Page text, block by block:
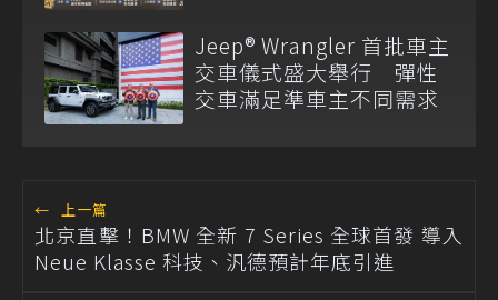
Jeep® Wrangler 首批車主
交車儀式盛大舉行 彈性
交車滿足準車主不同需求
← 上一篇
北京直擊！BMW 全新 7 Series 全球首發 導入
Neue Klasse 科技、汎德預計年底引進